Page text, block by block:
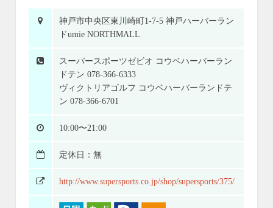
神戸市中央区東川崎町1-7-5 神戸ハーバーラン
ドumie NORTHMALL
スーパースポーツゼビオ コウベハーバーラン
ドテン 078-366-6333
ヴィクトリアゴルフ コウベハーバーランドテ
ン 078-366-6701
10:00〜21:00
定休日：無
http://www.supersports.co.jp/shop/supersports/375/